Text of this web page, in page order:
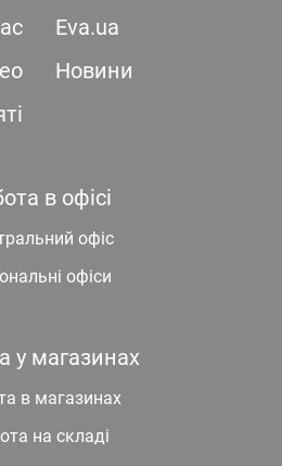
Eva.ua
Новини
в офісі
офіс
офіси
у магазинах
в магазинах
на складі